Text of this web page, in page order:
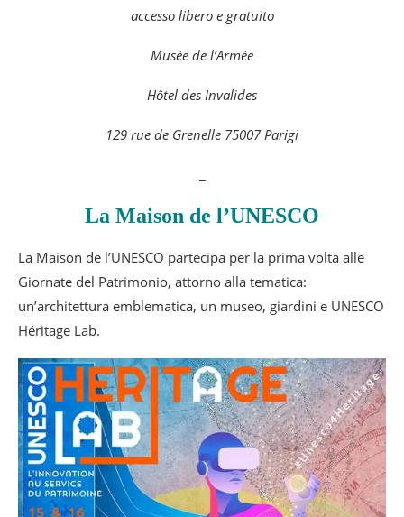
accesso libero e gratuito
Musée de l’Armée
Hôtel des Invalides
129 rue de Grenelle 75007 Parigi
La Maison de l’UNESCO
La Maison de l’UNESCO partecipa per la prima volta alle
Giornate del Patrimonio, attorno alla tematica:
un’architettura emblematica, un museo, giardini e UNESCO
Héritage Lab.